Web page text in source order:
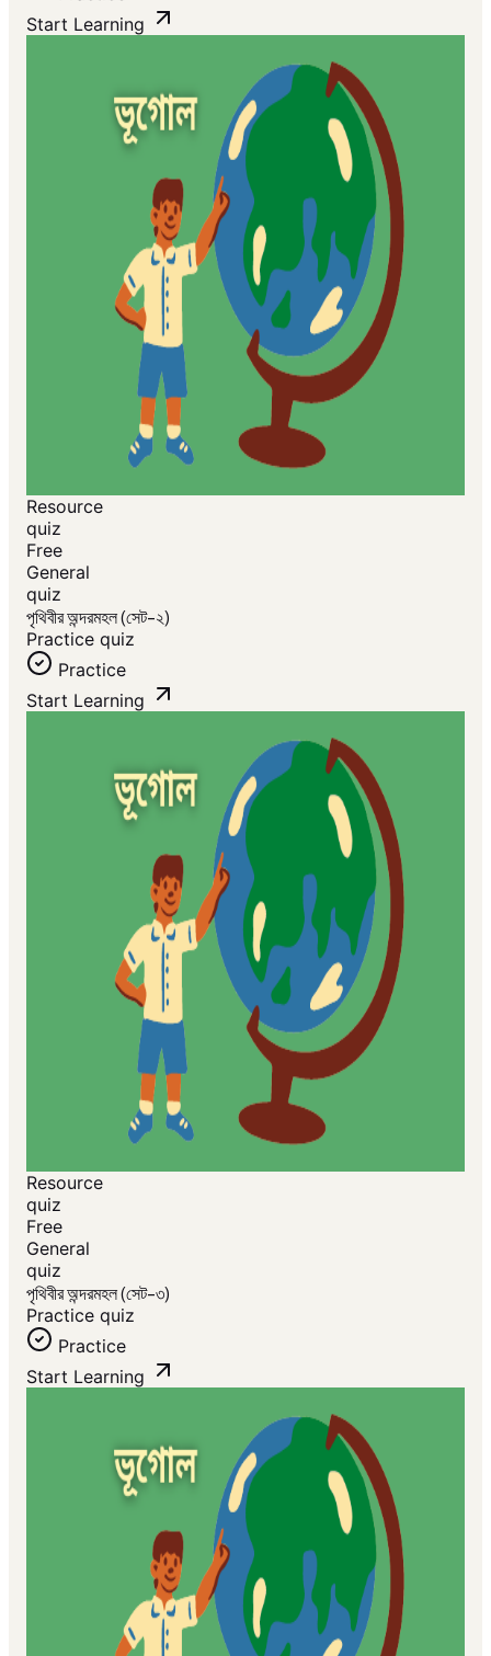
Start Learning
Resource
quiz
Free
General
quiz
পৃথিবীর অন্দরমহল (সেট-২)
Practice quiz
Practice
Start Learning
Resource
quiz
Free
General
quiz
পৃথিবীর অন্দরমহল (সেট-৩)
Practice quiz
Practice
Start Learning